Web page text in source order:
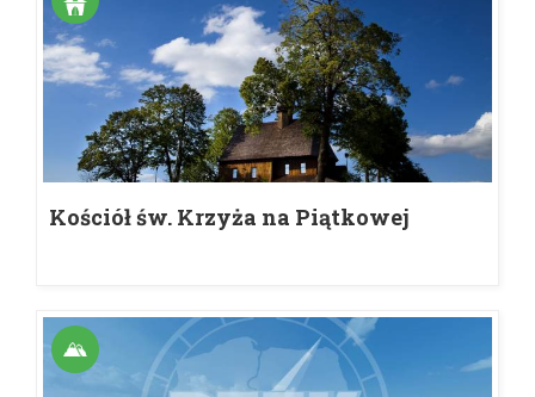
Kościół św. Krzyża na Piątkowej